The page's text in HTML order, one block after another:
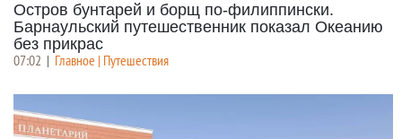
Остров бунтарей и борщ по-филиппински.
Барнаульский путешественник показал Океанию
без прикрас
07:02 Главное | Путешествия